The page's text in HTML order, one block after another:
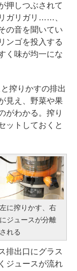
押しつぶされて
ガリガリ……、
の音を聞いてい
ンゴを投入する
く味が均一にな
搾りかすの排出
見え、野菜や果
がわかる。搾り
ットしておくと
左に搾りかす、右
にジュースが分離
される
排出口にグラス
ジュースが流れ